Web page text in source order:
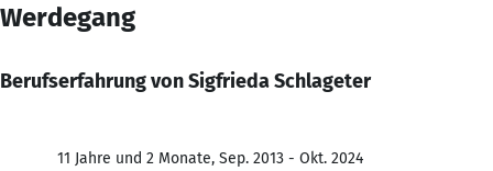
Werdegang
Berufserfahrung von Sigfrieda Schlageter
11 Jahre und 2 Monate, Sep. 2013 - Okt. 2024